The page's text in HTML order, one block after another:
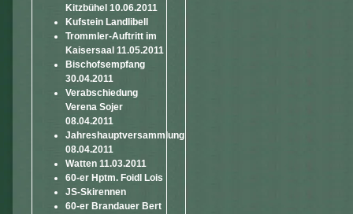
Kitzbühel 10.06.2011
Kufstein Landlibell
Trommler-Auftritt im
Kaisersaal 11.05.2011
Bischofsempfang
30.04.2011
Verabschiedung
Verena Sojer
08.04.2011
Jahreshauptversammlung
08.04.2011
Watten 11.03.2011
60-er Hptm. Foidl Lois
JS-Skirennen
60-er Brandauer Bert